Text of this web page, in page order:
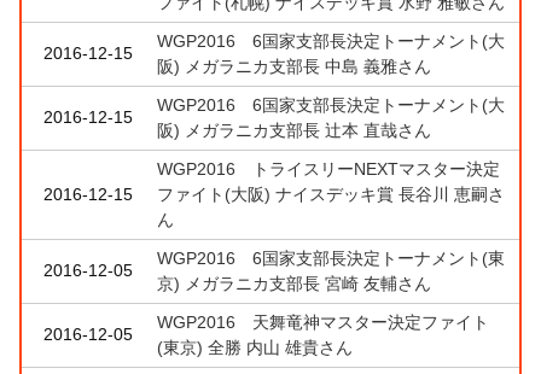
2016-12-15
WGP2016 6国家支部長決定トーナメント(大
阪) メガラニカ支部長 中島 義雅さん
2016-12-15
WGP2016 6国家支部長決定トーナメント(大
阪) メガラニカ支部長 辻本 直哉さん
2016-12-15
WGP2016 トライスリーNEXTマスター決定
ファイト(大阪) ナイスデッキ賞 長谷川 恵嗣さ
ん
2016-12-05
WGP2016 6国家支部長決定トーナメント(東
京) メガラニカ支部長 宮崎 友輔さん
2016-12-05
WGP2016 天舞竜神マスター決定ファイト
(東京) 全勝 内山 雄貴さん